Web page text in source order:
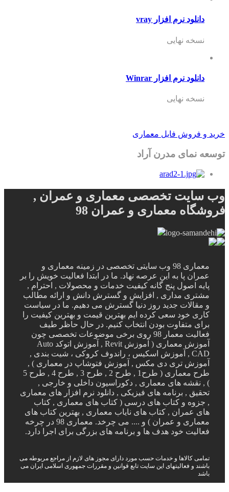
دانلود نرم افزار vray
نسخه نهایی
دانلود نرم افزار Winrar
نسخه نهایی
خرید و فروش فایل معماری
توسعه نمای مدرن آراد
وب سایت تخصصی معماری و عمران ,
فروشگاه معماری و عمران 98
معماری 98 وب سایتی تخصصی در زمینه معماری و
عمران پا به این عرصه نهاد. ما در ابتدا فعالیت خویش را بر
پایه اصول پنج گانه کیفیت خدمات و محصولات , احترام ,
مشتری مداری , افزایش و گسترش دانش و ارائه مطالب
و مقالات جدید روز دنیا گسترش می دهیم. ما در سیاست
کاری خود سعی کرده ایم بهترین قیمت و بهترین کیفیت را
برای متفاوت بودن انتخاب کنیم. در حال حاظر طیف
فعالیت معمار 98 روی برخی موضوعات تخصصی چون
آموزش معماری ( آموزش Revit , آموزش اتوکد Auto
CAD , آموزش اسکیس ، راندوف کروکی ، شیت بندی ,
آموزش تری دی مکس , آموزش فتوشاپ در معماری ) ,
طرح معماری ( طرح1 , طرح 2 , طرح 3 , طرح 4 , طرح 5
) , نقشه های معماری , دکوراسیون داخلی و خارجی ,
تحقیق , برنامه های فیزیکی , دانلود نرم افزار های معماری
, جزوه و کتاب های درسی ( کتاب های معماری , کتاب
های عمران , کتاب های نایاب معماری , بهترین کتاب های
معماری و عمران ) و .... می چرخد. معماری 98 در چرخه
فعالیت خود هدف ها و برنامه های بزرگی برای اجرا دارد.
تمامی کالاها و خدمات حسب مورد دارای مجوز های لازم از مراجع مربوطه می
باشند و فعالیتهای این سایت تابع قوانین و مقررات جمهوری اسلامی ایران می
باشد